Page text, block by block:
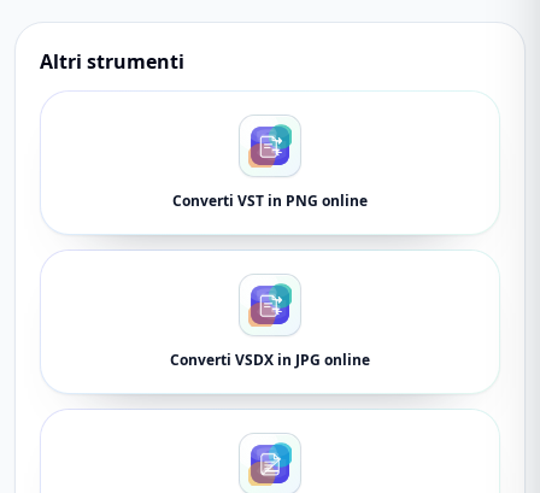
Altri strumenti
Converti VST in PNG online
Converti VSDX in JPG online